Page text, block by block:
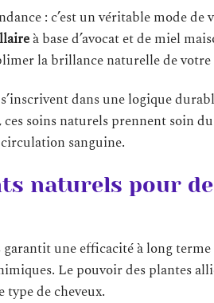
: c’est un véritable mode
à base d’avocat et de miel
la brillance naturelle de votre
dans une logique
ces soins naturels prennent soin
sanguine.
naturels pour
une efficacité à long
Le pouvoir des plantes
type de cheveux.